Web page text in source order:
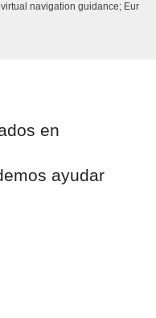
navigation guidance; Eur
en
ayudar